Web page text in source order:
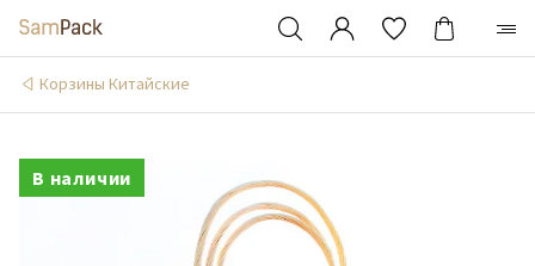
Корзины Китайские
В наличии